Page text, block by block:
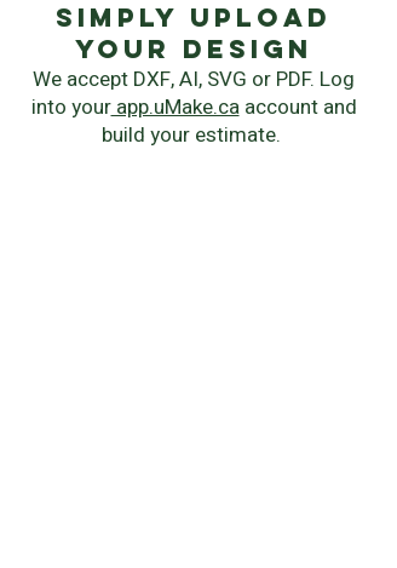
Simply upload
your Design
We accept DXF, AI, SVG or PDF. Log
into yourapp.uMake.caaccount and
build your estimate.